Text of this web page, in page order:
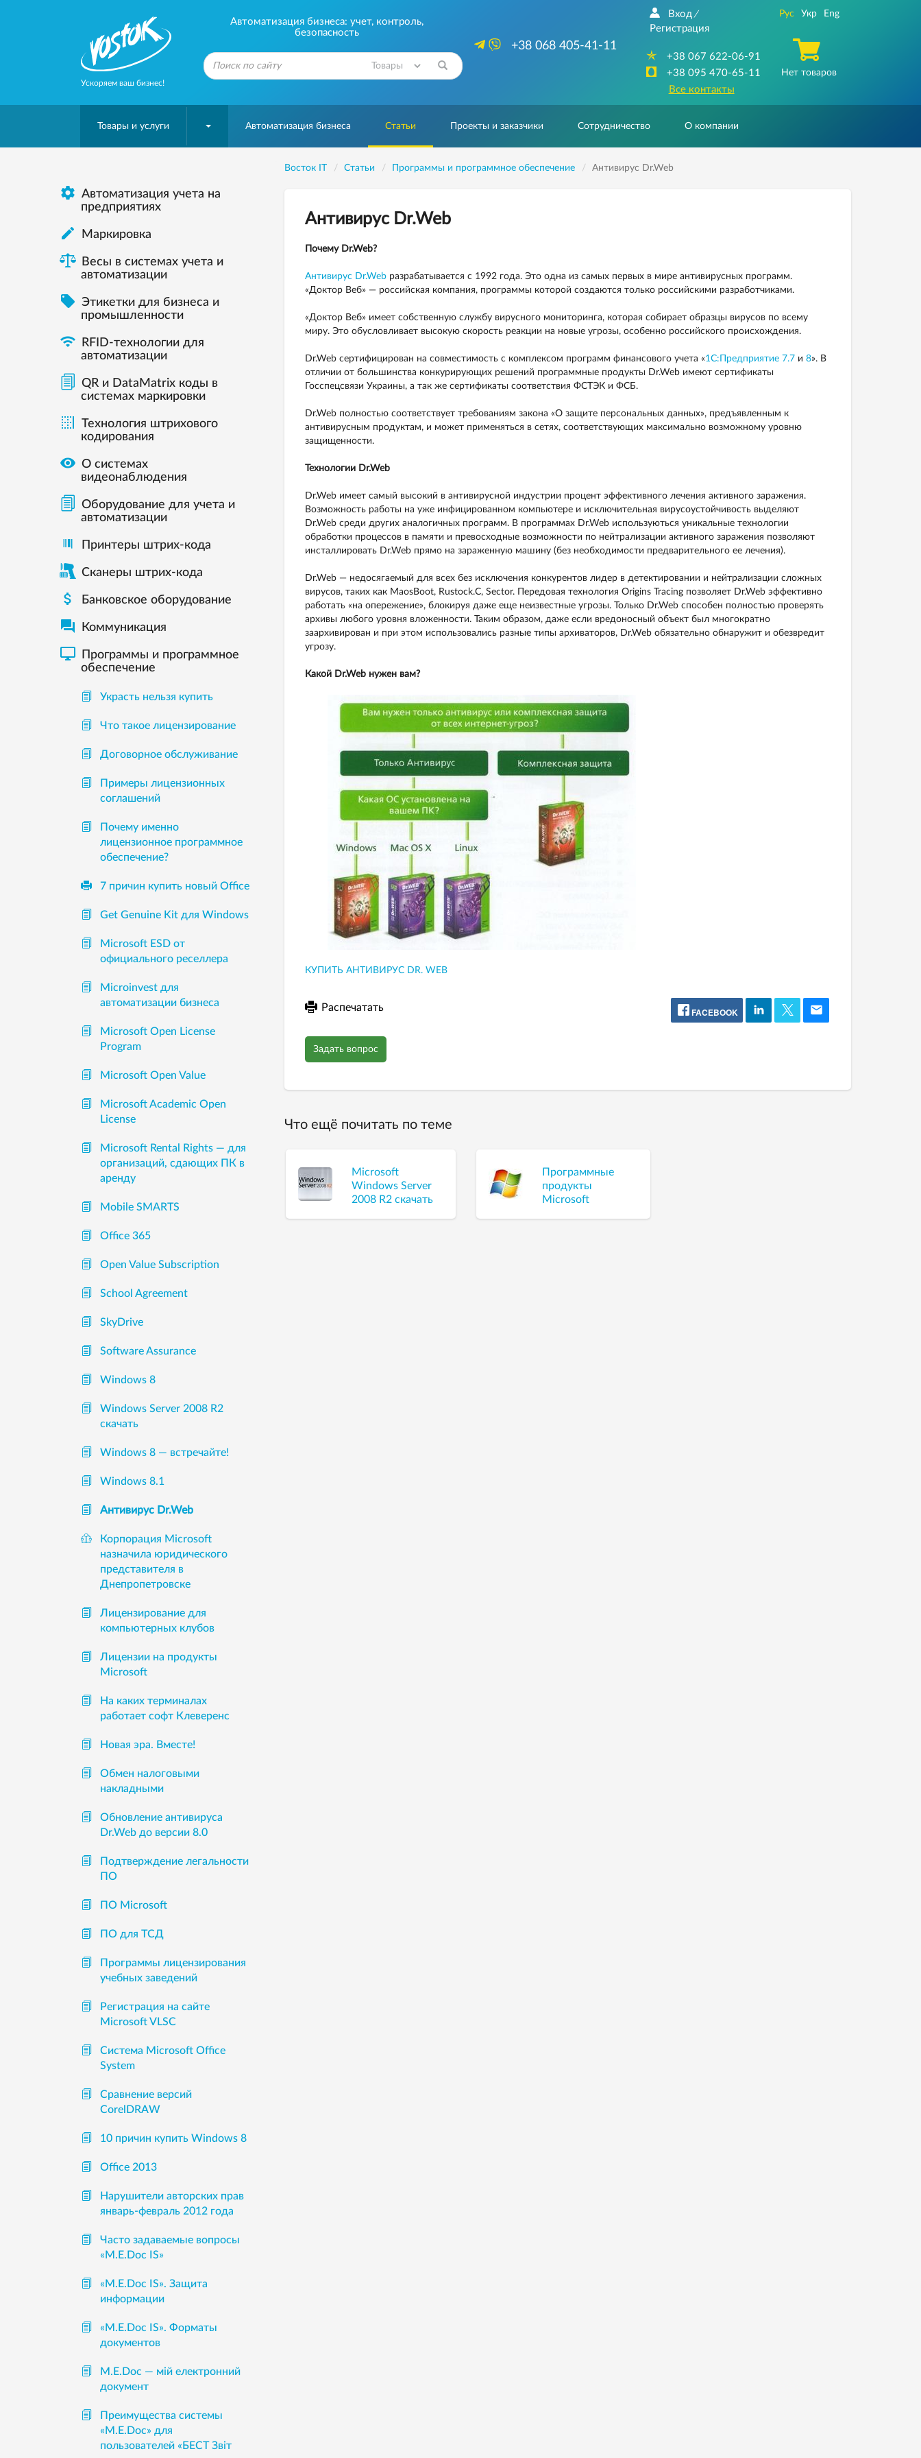
Ускоряем ваш бизнес!
Автоматизация бизнеса: учет, контроль,
безопасность
+38 068 405-41-11
Вход /
Регистрация
+38 067 622-06-91
+38 095 470-65-11
Все контакты
Рус Укр Eng
Нет товаров
Товары и услуги Автоматизация бизнеса Статьи Проекты и заказчики Сотрудничество О компании
Восток IT Статьи Программы и программное обеспечение Антивирус Dr.Web
Антивирус Dr.Web
Почему Dr.Web?
Антивирус Dr.Webразрабатывается с 1992 года. Это одна из самых первых в мире антивирусных программ.
«Доктор Веб» — российская компания, программы которой создаются только российскими разработчиками.
«Доктор Веб» имеет собственную службу вирусного мониторинга, которая собирает образцы вирусов по всему
миру. Это обусловливает высокую скорость реакции на новые угрозы, особенно российского происхождения.
Dr.Web сертифицирован на совместимость с комплексом программ финансового учета «1С:Предприятие 7.7и 8». В
отличии от большинства конкурирующих решений программные продукты Dr.Web имеют сертификаты
Госспецсвязи Украины, а так же сертификаты соответствия ФСТЭК и ФСБ.
Dr.Web полностью соответствует требованиям закона «О защите персональных данных», предъявленным к
антивирусным продуктам, и может применяться в сетях, соответствующих максимально возможному уровню
защищенности.
Технологии Dr.Web
Dr.Web имеет самый высокий в антивирусной индустрии процент эффективного лечения активного заражения.
Возможность работы на уже инфицированном компьютере и исключительная вирусоустойчивость выделяют
Dr.Web среди других аналогичных программ. В программах Dr.Web используються уникальные технологии
обработки процессов в памяти и превосходные возможности по нейтрализации активного заражения позволяют
инсталлировать Dr.Web прямо на зараженную машину (без необходимости предварительного ее лечения).
Dr.Web — недосягаемый для всех без исключения конкурентов лидер в детектировании и нейтрализации сложных
вирусов, таких как MaosBoot, Rustock.С, Sector. Передовая технология Origins Tracing позволяет Dr.Web эффективно
работать «на опережение», блокируя даже еще неизвестные угрозы. Только Dr.Web способен полностью проверять
архивы любого уровня вложенности. Таким образом, даже если вредоносный объект был многократно
заархивирован и при этом использовались разные типы архиваторов, Dr.Web обязательно обнаружит и обезвредит
угрозу.
Какой Dr.Web нужен вам?
КУПИТЬ АНТИВИРУС DR. WEB
Распечатать FACEBOOK
Задать вопрос
Что ещё почитать по теме
Microsoft
Windows Server
2008 R2 скачать
Программные
продукты
Microsoft
 Автоматизация учета на
предприятиях
 Маркировка
Весы в системах учета и
автоматизации
 Этикетки для бизнеса и
промышленности

RFID-технологии для
автоматизации
QR и DataMatrix коды в
системах маркировки

Технология штрихового
кодирования
 О системах
видеонаблюдения
Оборудование для учета и
автоматизации
Принтеры штрих-кода
Сканеры штрих-кода
 Банковское оборудование
 Коммуникация

Программы и программное
обеспечение
Украсть нельзя купить
Что такое лицензирование
Договорное обслуживание
Примеры лицензионных
соглашений
Почему именно
лицензионное программное
обеспечение?
7 причин купить новый Office
Get Genuine Kit для Windows
Microsoft ESD от
официального реселлера
Microinvest для
автоматизации бизнеса
Microsoft Open License
Program
Microsoft Open Value
Microsoft Academic Open
License
Microsoft Rental Rights — для
организаций, сдающих ПК в
аренду
Mobile SMARTS
Office 365
Open Value Subscription
School Agreement
SkyDrive
Software Assurance
Windows 8
Windows Server 2008 R2
скачать
Windows 8 — встречайте!
Windows 8.1
Антивирус Dr.Web
Корпорация Microsoft
назначила юридического
представителя в
Днепропетровске
Лицензирование для
компьютерных клубов
Лицензии на продукты
Microsoft
На каких терминалах
работает софт Клеверенс
Новая эра. Вместе!
Обмен налоговыми
накладными
Обновление антивируса
Dr.Web до версии 8.0
Подтверждение легальности
ПО
ПО Microsoft
ПО для ТСД
Программы лицензирования
учебных заведений
Регистрация на сайте
Microsoft VLSC
Система Microsoft Office
System
Сравнение версий
CorelDRAW
10 причин купить Windows 8
Office 2013
Нарушители авторских прав
январь-февраль 2012 года
Часто задаваемые вопросы
«М.Е.Doc IS»
«M.E.Doc IS». Защита
информации
«M.E.Doc IS». Форматы
документов
М.Е.Doc — мій електронний
документ
Преимущества системы
«М.Е.Doc» для
пользователей «БЕСТ Звіт